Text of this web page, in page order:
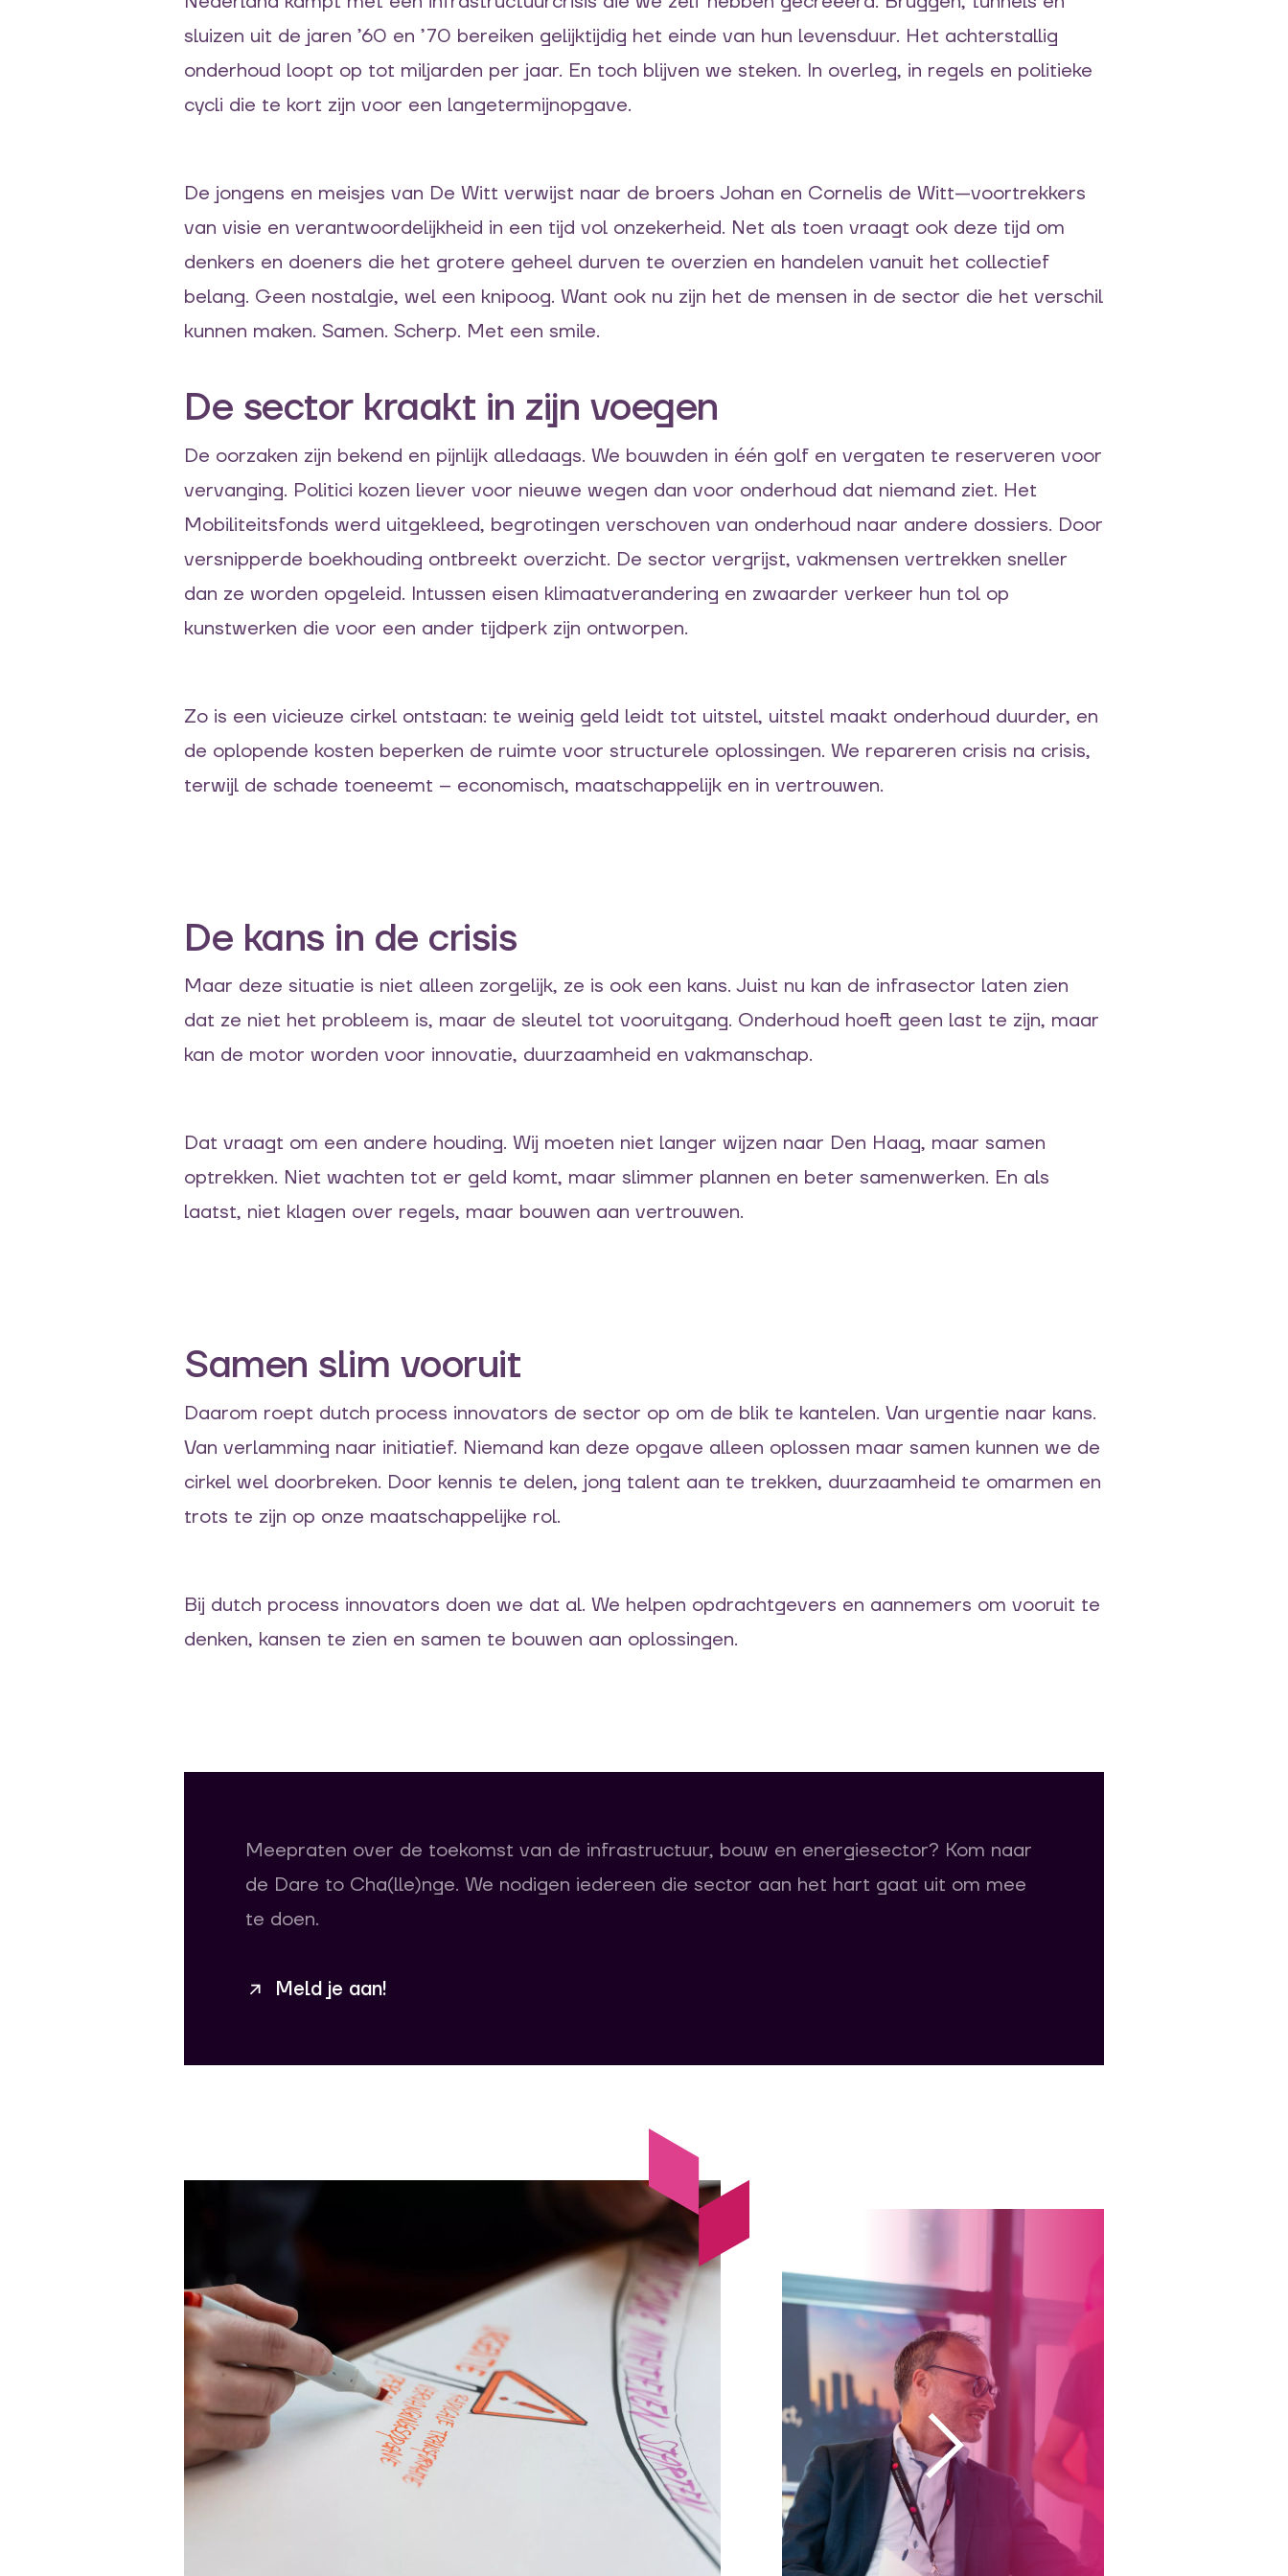
sluizen uit de jaren ’60 en ’70 bereiken gelijktijdig het einde van hun levensduur. Het achterstallig
onderhoud loopt op tot miljarden per jaar. En toch blijven we steken. In overleg, in regels en politieke
cycli die te kort zijn voor een langetermijnopgave.
De jongens en meisjes van De Witt verwijst naar de broers Johan en Cornelis de Witt—voortrekkers
van visie en verantwoordelijkheid in een tijd vol onzekerheid. Net als toen vraagt ook deze tijd om
denkers en doeners die het grotere geheel durven te overzien en handelen vanuit het collectief
belang. Geen nostalgie, wel een knipoog. Want ook nu zijn het de mensen in de sector die het verschil
kunnen maken. Samen. Scherp. Met een smile.
De sector kraakt in zijn voegen
De oorzaken zijn bekend en pijnlijk alledaags. We bouwden in één golf en vergaten te reserveren voor
vervanging. Politici kozen liever voor nieuwe wegen dan voor onderhoud dat niemand ziet. Het
Mobiliteitsfonds werd uitgekleed, begrotingen verschoven van onderhoud naar andere dossiers. Door
versnipperde boekhouding ontbreekt overzicht. De sector vergrijst, vakmensen vertrekken sneller
dan ze worden opgeleid. Intussen eisen klimaatverandering en zwaarder verkeer hun tol op
kunstwerken die voor een ander tijdperk zijn ontworpen.
Zo is een vicieuze cirkel ontstaan: te weinig geld leidt tot uitstel, uitstel maakt onderhoud duurder, en
de oplopende kosten beperken de ruimte voor structurele oplossingen. We repareren crisis na crisis,
terwijl de schade toeneemt – economisch, maatschappelijk en in vertrouwen.
De kans in de crisis
Maar deze situatie is niet alleen zorgelijk, ze is ook een kans. Juist nu kan de infrasector laten zien
dat ze niet het probleem is, maar de sleutel tot vooruitgang. Onderhoud hoeft geen last te zijn, maar
kan de motor worden voor innovatie, duurzaamheid en vakmanschap.
Dat vraagt om een andere houding. Wij moeten niet langer wijzen naar Den Haag, maar samen
optrekken. Niet wachten tot er geld komt, maar slimmer plannen en beter samenwerken. En als
laatst, niet klagen over regels, maar bouwen aan vertrouwen.
Samen slim vooruit
Daarom roept dutch process innovators de sector op om de blik te kantelen. Van urgentie naar kans.
Van verlamming naar initiatief. Niemand kan deze opgave alleen oplossen maar samen kunnen we de
cirkel wel doorbreken. Door kennis te delen, jong talent aan te trekken, duurzaamheid te omarmen en
trots te zijn op onze maatschappelijke rol.
Bij dutch process innovators doen we dat al. We helpen opdrachtgevers en aannemers om vooruit te
denken, kansen te zien en samen te bouwen aan oplossingen.
Meepraten over de toekomst van de infrastructuur, bouw en energiesector? Kom naar
de Dare to Cha(lle)nge. We nodigen iedereen die sector aan het hart gaat uit om mee
te doen.
Meld je aan!